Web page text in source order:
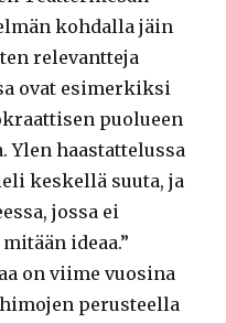
kohdalla jäin
relevantteja
ovat esimerkiksi
puolueen
Ylen haastattelussa
keskellä suuta, ja
jossa ei
ideaa.”
on viime vuosina
perusteella